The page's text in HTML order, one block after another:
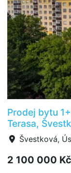
Prodej bytu
Terasa,
Švestková,
2 100 000 Kč